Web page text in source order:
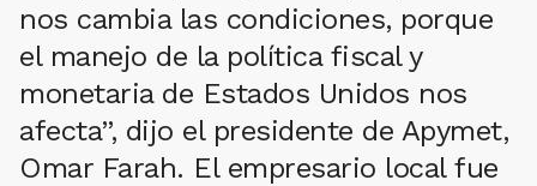
nos cambia las condiciones, porque
el manejo de la política fiscal y
monetaria de Estados Unidos nos
afecta”, dijo el presidente de Apymet,
Omar Farah. El empresario local fue